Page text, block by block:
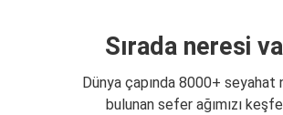
Sırada neresi
Dünya çapında 8000+ seyahat
bulunan sefer ağımızı